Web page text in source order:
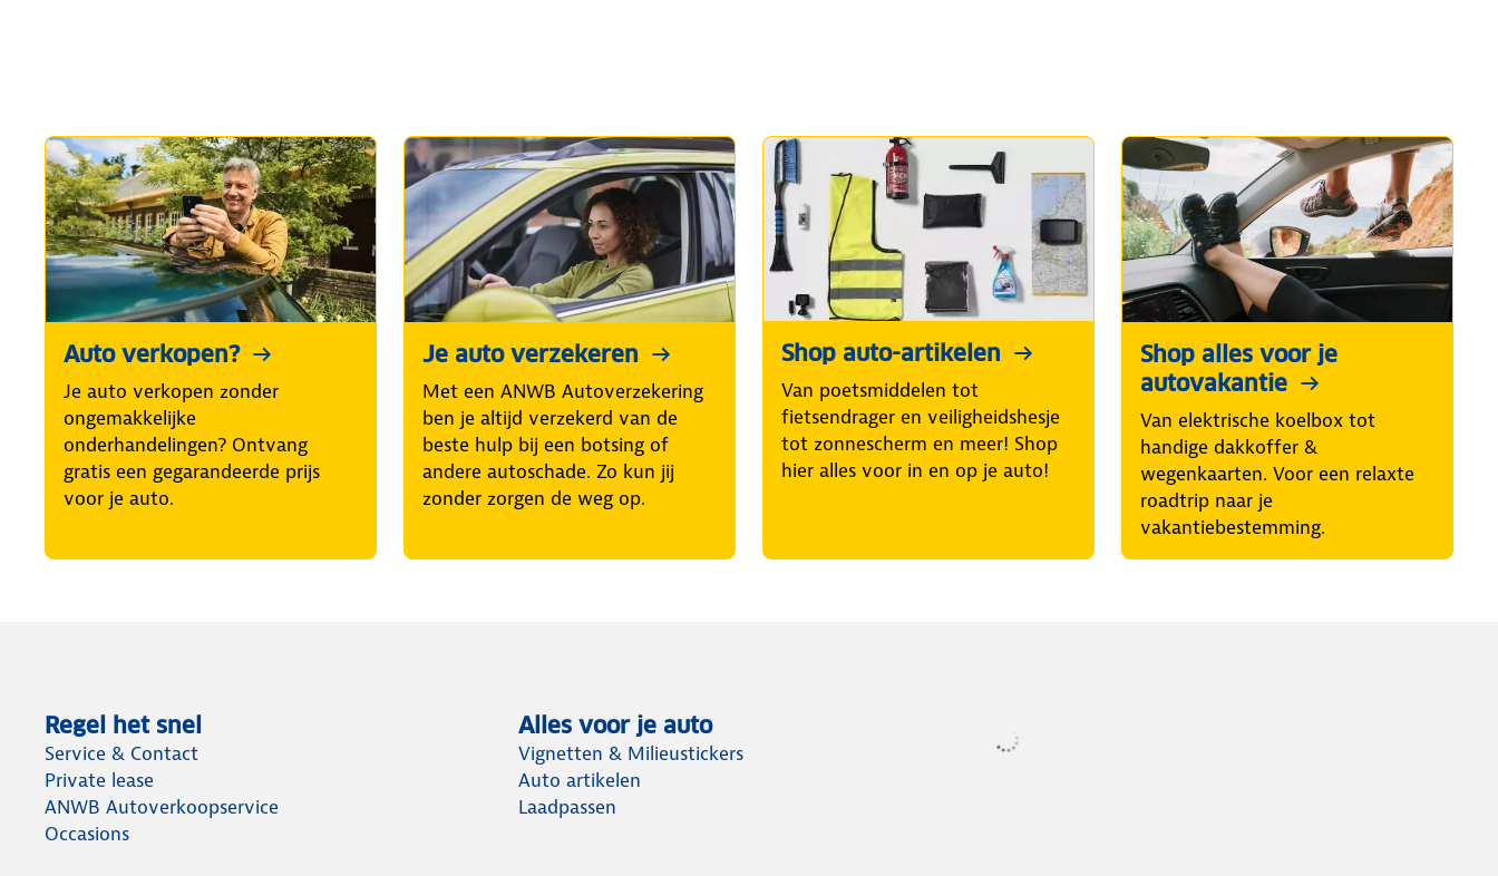
Auto verkopen?
Je auto verkopen zonder
ongemakkelijke
onderhandelingen? Ontvang
gratis een gegarandeerde prijs
voor je auto.
Je auto verzekeren
Met een ANWB Autoverzekering
ben je altijd verzekerd van de
beste hulp bij een botsing of
andere autoschade. Zo kun jij
zonder zorgen de weg op.
Shop auto-artikelen
Van poetsmiddelen tot
fietsendrager en veiligheidshesje
tot zonnescherm en meer! Shop
hier alles voor in en op je auto!
Shop alles voor je
autovakantie
Van elektrische koelbox tot
handige dakkoffer &
wegenkaarten. Voor een relaxte
roadtrip naar je
vakantiebestemming.
Regel het snel
Service & Contact
Private lease
ANWB Autoverkoopservice
Occasions
Alles voor je auto
Vignetten & Milieustickers
Auto artikelen
Laadpassen